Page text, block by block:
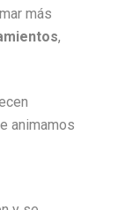
más
,
animamos